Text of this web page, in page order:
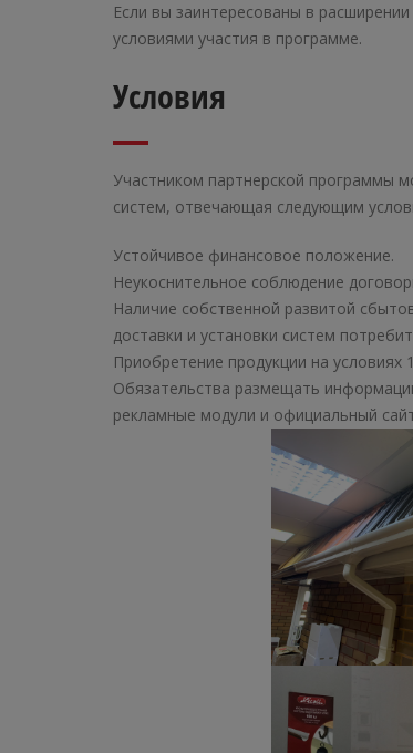
Если вы заинтересованы в
условиями участия в программе.
Условия
Участником партнерской программы
систем, отвечающая следующим
Устойчивое финансовое положение.
Неукоснительное соблюдение
Наличие собственной развитой
доставки и установки систем
Приобретение продукции на условиях
Обязательства размещать
рекламные модули и официальный